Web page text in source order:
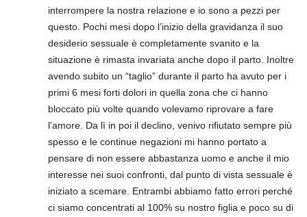
interrompere la nostra relazione e io sono a pezzi per
questo. Pochi mesi dopo l’inizio della gravidanza il suo
desiderio sessuale è completamente svanito e la
situazione è rimasta invariata anche dopo il parto. Inoltre
avendo subito un “taglio” durante il parto ha avuto per i
primi 6 mesi forti dolori in quella zona che ci hanno
bloccato più volte quando volevamo riprovare a fare
l’amore. Da lì in poi il declino, venivo rifiutato sempre più
spesso e le continue negazioni mi hanno portato a
pensare di non essere abbastanza uomo e anche il mio
interesse nei suoi confronti, dal punto di vista sessuale è
iniziato a scemare. Entrambi abbiamo fatto errori perché
ci siamo concentrati al 100% su nostro figlia e poco su di